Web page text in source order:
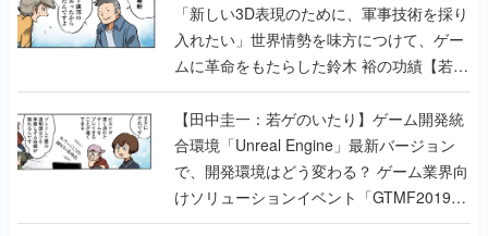
「新しい3D表現のために、軍事技術を採り
入れたい」世界情勢を味方につけて、ゲー
ムに革命をもたらした鈴木 裕の功績【若ゲ
のいたり】
【田中圭一：若ゲのいたり】ゲーム開発統
合環境「Unreal Engine」最新バージョン
で、開発環境はどう変わる？ ゲーム業界向
けソリューションイベント「GTMF2019」
に行って、より理解を深めよう【PR】